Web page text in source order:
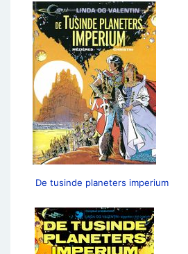
De tusinde planeters imperium